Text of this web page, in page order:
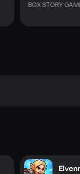
BOX STORY